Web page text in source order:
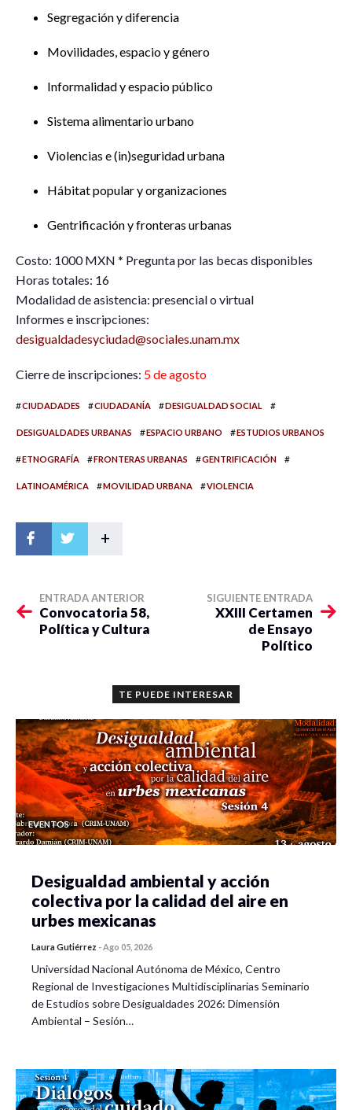
Segregación y diferencia
Movilidades, espacio y género
Informalidad y espacio público
Sistema alimentario urbano
Violencias e (in)seguridad urbana
Hábitat popular y organizaciones
Gentrificación y fronteras urbanas
Costo: 1000 MXN * Pregunta por las becas disponibles
Horas totales: 16
Modalidad de asistencia: presencial o virtual
Informes e inscripciones:
desigualdadesyciudad@sociales.unam.mx
Cierre de inscripciones: 5 de agosto
#CIUDADADES #CIUDADANÍA #DESIGUALDAD SOCIAL #
DESIGUALDADES URBANAS #ESPACIO URBANO #ESTUDIOS URBANOS
#ETNOGRAFÍA #FRONTERAS URBANAS #GENTRIFICACIÓN #
LATINOAMÉRICA #MOVILIDAD URBANA #VIOLENCIA
+
ENTRADA ANTERIOR
Convocatoria 58,
Política y Cultura
SIGUIENTE ENTRADA
XXIII Certamen
de Ensayo
Político
TE PUEDE INTERESAR
EVENTOS
Desigualdad ambiental y acción
colectiva por la calidad del aire en
urbes mexicanas
Laura Gutiérrez -Ago 05, 2026
Universidad Nacional Autónoma de México, Centro
Regional de Investigaciones Multidisciplinarias Seminario
de Estudios sobre Desigualdades 2026: Dimensión
Ambiental – Sesión…